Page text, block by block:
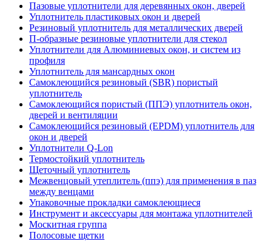
Пазовые уплотнители для деревянных окон, дверей
Уплотнитель пластиковых окон и дверей
Резиновый уплотнитель для металлических дверей
П-образные резиновые уплотнители для стекол
Уплотнители для Алюминиевых окон, и систем из
профиля
Уплотнитель для мансардных окон
Самоклеющийся резиновый (SBR) пористый
уплотнитель
Cамоклеющийся пористый (ППЭ) уплотнитель окон,
дверей и вентиляции
Самоклеющийся резиновый (EPDM) уплотнитель для
окон и дверей
Уплотнители Q-Lon
Термостойкий уплотнитель
Щеточный уплотнитель
Межвенцовый утеплитель (ппэ) для применения в паз
между венцами
Упаковочные прокладки самоклеющиеся
Инструмент и аксессуары для монтажа уплотнителей
Москитная группа
Полосовые щетки